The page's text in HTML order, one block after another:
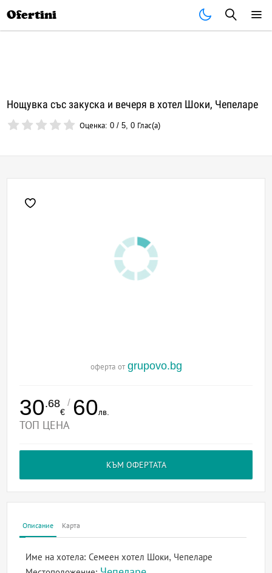
Ofertini
Нощувка със закуска и вечеря в хотел Шоки, Чепеларе
Оценка:0 /5,0 Глас(а)
оферта от grupovo.bg
30.68
€
/ 60лв.
ТОП ЦЕНА
КЪМ ОФЕРТАТА
Описание Карта
Име на хотела:Семеен хотел Шоки, Чепеларе